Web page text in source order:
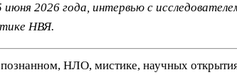
2026 года, интервью с
НВЯ.
НЛО, мистике, научных